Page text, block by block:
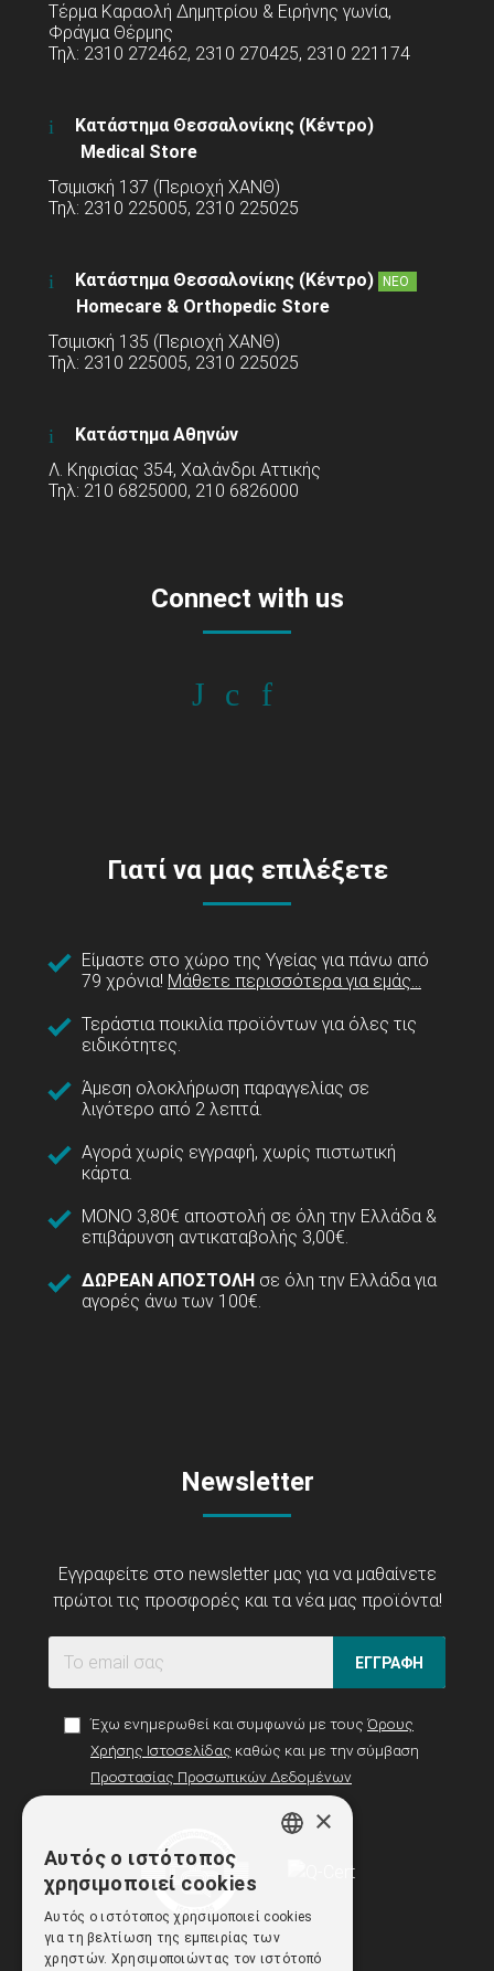
Τέρμα Καραολή Δημητρίου & Ειρήνης γωνία,
Φράγμα Θέρμης
Τηλ: 2310 272462, 2310 270425, 2310 221174
Κατάστημα Θεσσαλονίκης (Κέντρο)
Medical Store
Τσιμισκή 137 (Περιοχή ΧΑΝΘ)
Τηλ: 2310 225005, 2310 225025
Κατάστημα Θεσσαλονίκης (Κέντρο) ΝΕΟ
Homecare & Orthopedic Store
Τσιμισκή 135 (Περιοχή ΧΑΝΘ)
Τηλ: 2310 225005, 2310 225025
Κατάστημα Αθηνών
Λ. Κηφισίας 354, Χαλάνδρι Αττικής
Τηλ: 210 6825000, 210 6826000
Connect with us
Γιατί να μας επιλέξετε
Είμαστε στο χώρο της Υγείας για πάνω από
79 χρόνια! Μάθετε περισσότερα για εμάς...
Τεράστια ποικιλία προϊόντων για όλες τις
ειδικότητες.
Άμεση ολοκλήρωση παραγγελίας σε
λιγότερο από 2 λεπτά.
Αγορά χωρίς εγγραφή, χωρίς πιστωτική
κάρτα.
ΜΟΝΟ 3,80€ αποστολή σε όλη την Ελλάδα &
επιβάρυνση αντικαταβολής 3,00€.
ΔΩΡΕΑΝ ΑΠΟΣΤΟΛΗ σε όλη την Ελλάδα για
αγορές άνω των 100€.
Newsletter
Εγγραφείτε στο newsletter μας για να μαθαίνετε
πρώτοι τις προσφορές και τα νέα μας προϊόντα!
ΕΓΓΡΑΦΗ
Έχω ενημερωθεί και συμφωνώ με τους Όρους
Χρήσης Ιστοσελίδας καθώς και με την σύμβαση
Προστασίας Προσωπικών Δεδομένων
×
Αυτός ο ιστότοπος
χρησιμοποιεί cookies
Αυτός ο ιστότοπος χρησιμοποιεί cookies
για τη βελτίωση της εμπειρίας των
χρηστών. Χρησιμοποιώντας τον ιστότοπό